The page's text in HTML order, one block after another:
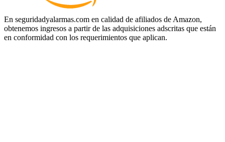
En seguridadyalarmas.com en calidad de afiliados de Amazon,
obtenemos ingresos a partir de las adquisiciones adscritas que están
en conformidad con los requerimientos que aplican.